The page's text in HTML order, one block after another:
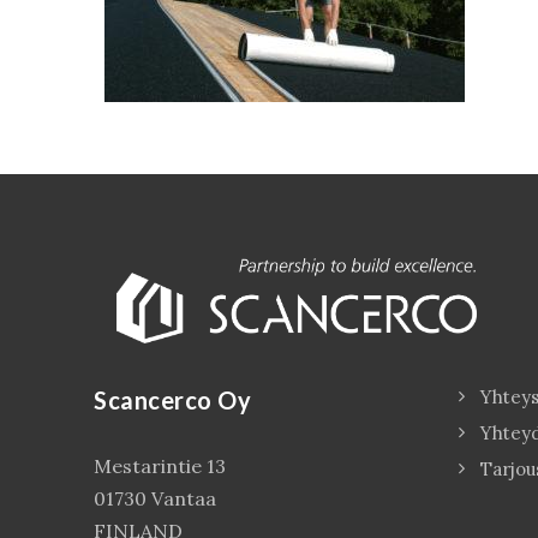
Scancerco Oy
Mestarintie 13
01730 Vantaa
FINLAND